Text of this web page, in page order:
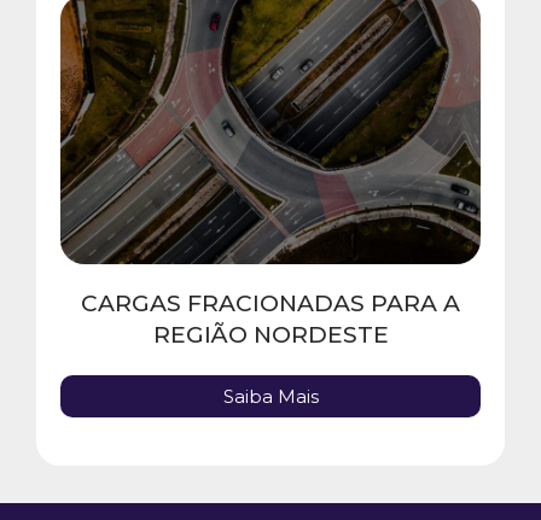
CARGAS FRACIONADAS PARA A
REGIÃO NORDESTE
Saiba Mais